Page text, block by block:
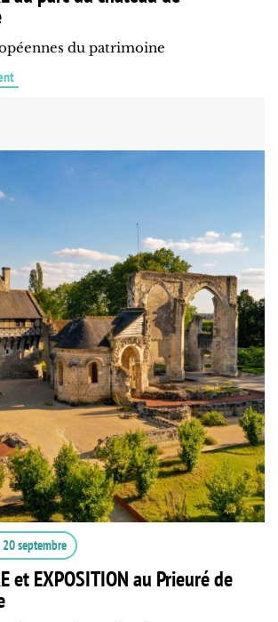
du patrimoine
20 septembre
et EXPOSITION au Prieuré de